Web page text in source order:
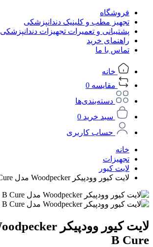
فروشگاه
تجهیز مطب و کلینیک دندانپزشکی
پشتیبانی و تعمیرات تجهیزات دندانپزشکی
راهنمای خرید
تماس با ما
خانه
مقایسه 0
دسته‌بندی‌ها
سبد خرید 0
حساب کاربری
خانه
تجهیزات
لایت کیور
لایت کیور وودپیکر Woodpecker مدل DTE B Cure
B Cure